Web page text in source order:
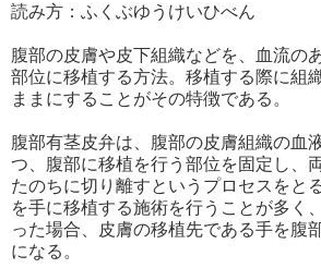
読み方：ふくぶゆうけいひべん
腹部の皮膚や皮下組織などを、血流の
部位に移植する方法。移植する際に組
ままにすることがその特徴である。
腹部有茎皮弁は、腹部の皮膚組織の血
つ、腹部に移植を行う部位を固定し、
たのちに切り離すというプロセスをと
を手に移植する施術を行うことが多く
った場合、皮膚の移植先である手を腹
になる。